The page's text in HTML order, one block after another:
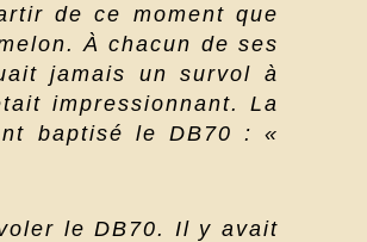
de ce moment que
À chacun de ses
jamais un survol à
impressionnant. La
baptisé le DB70 : «
le DB70. Il y avait